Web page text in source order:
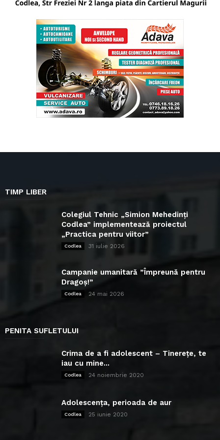
TIMP LIBER
Colegiul Tehnic „Simion Mehedinți
Codlea” implementează proiectul
„Practica pentru viitor”
Codlea 31 iulie 2026
Campanie umanitară ”Împreună pentru
Dragoș!”
Codlea 24 mai 2026
PENITA SUFLETULUI
Crima de a fi adolescent – Tinerețe, te
iau cu mine...
Codlea 24 noiembrie 2020
Adolescența, perioada de aur
Codlea 25 iunie 2020